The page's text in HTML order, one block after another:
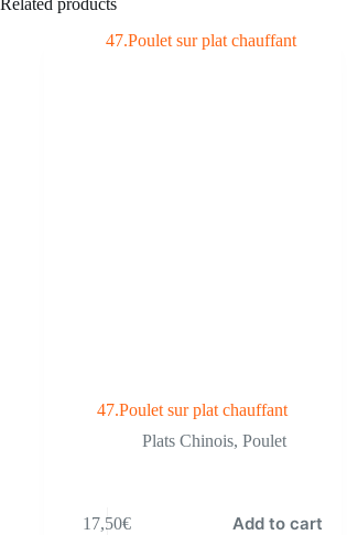
Related products
47.Poulet sur plat chauffant
Plats Chinois,Poulet
17,50€ Add to cart